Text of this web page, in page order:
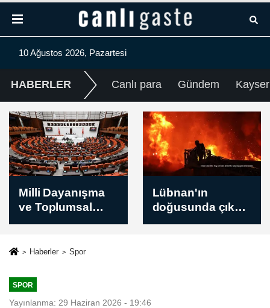
10 Ağustos 2026, Pazartesi
HABERLER Canlı para Gündem
Milli Dayanışma
ve Toplumsal
Bütünleşmenin
e Dair Kanun
Genel Kurulunda
kabul edildi
Lübnan'ın
doğusunda çıkan
yangın tarım
Haberler Spor
SPOR
Yayınlanma: 29 Haziran 2026 - 19:46